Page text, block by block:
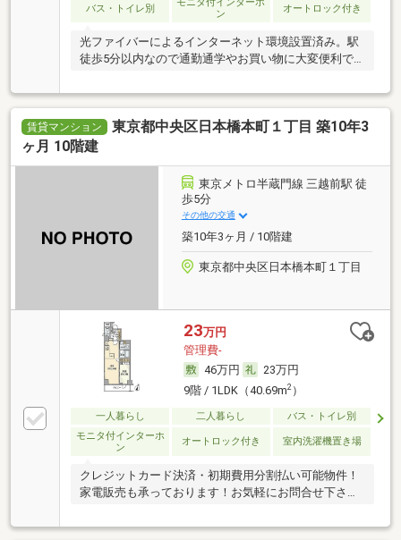
バス・トイレ別
モニタ付インターホ
ン
オートロック付き
光ファイバーによるインターネット環境設置済み。駅
徒歩5分以内なので通勤通学やお買い物に大変便利で
賃貸マンション
東京都中央区日本橋本町１丁目 築10年3
ヶ月 10階建
東京メトロ半蔵門線 三越前駅 徒
歩5分
その他の交通
築10年3ヶ月 / 10階建
東京都中央区日本橋本町１丁目
23万円
管理費-
46万円
23万円
9階 / 1LDK（40.69m2）
一人暮らし 二人暮らし
バス・トイレ別
モニタ付インターホ
ン
オートロック付き 室内洗濯機置き場
クレジットカード決済・初期費用分割払い可能物件！
家電販売も承っております！お気軽にお問合せ下さ